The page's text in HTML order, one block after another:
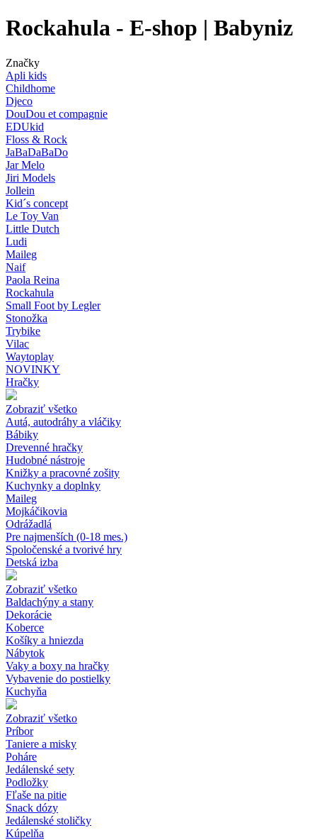
Rockahula - E-shop | Babyniz
Značky
Apli kids
Childhome
Djeco
DouDou et compagnie
EDUkid
Floss & Rock
JaBaDaBaDo
Jar Melo
Jiri Models
Jollein
Kid´s concept
Le Toy Van
Little Dutch
Ludi
Maileg
Naif
Paola Reina
Rockahula
Small Foot by Legler
Stonožka
Trybike
Vilac
Waytoplay
NOVINKY
Hračky
Zobraziť všetko
Autá, autodráhy a vláčiky
Bábiky
Drevenné hračky
Hudobné nástroje
Knižky a pracovné zošity
Kuchynky a doplnky
Maileg
Mojkáčikovia
Odrážadlá
Pre najmenších (0-18 mes.)
Spoločenské a tvorivé hry
Detská izba
Zobraziť všetko
Baldachýny a stany
Dekorácie
Koberce
Košíky a hniezda
Nábytok
Vaky a boxy na hračky
Vybavenie do postielky
Kuchyňa
Zobraziť všetko
Príbor
Taniere a misky
Poháre
Jedálenské sety
Podložky
Fľaše na pitie
Snack dózy
Jedálenské stoličky
Kúpelňa